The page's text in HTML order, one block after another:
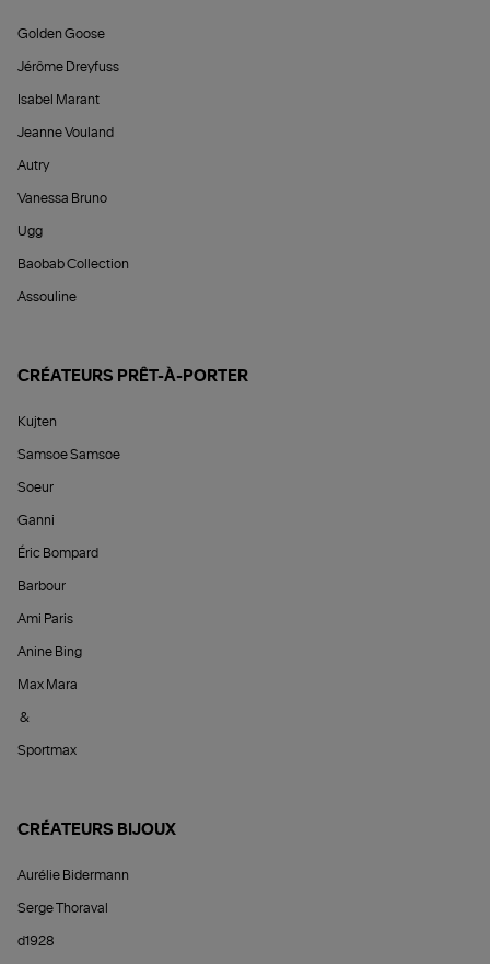
Golden Goose
Jérôme Dreyfuss
Isabel Marant
Jeanne Vouland
Autry
Vanessa Bruno
Ugg
Baobab Collection
Assouline
CRÉATEURS PRÊT-À-PORTER
Kujten
Samsoe Samsoe
Soeur
Ganni
Éric Bompard
Barbour
Ami Paris
Anine Bing
Max Mara
&
Sportmax
CRÉATEURS BIJOUX
Aurélie Bidermann
Serge Thoraval
d1928